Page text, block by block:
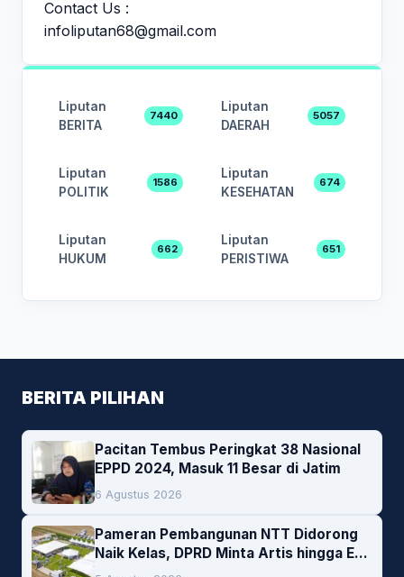
Contact Us :
infoliputan68@gmail.com
Liputan
BERITA
7440
Liputan
DAERAH
5057
Liputan
POLITIK
1586
Liputan
KESEHATAN
674
Liputan
HUKUM
662
Liputan
PERISTIWA
651
BERITA PILIHAN
Pacitan Tembus Peringkat 38 Nasional
EPPD 2024, Masuk 11 Besar di Jatim
6 Agustus 2026
Pameran Pembangunan NTT Didorong
Naik Kelas, DPRD Minta Artis hingga EO
Lokal Jadi Prioritas